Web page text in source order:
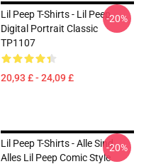
Lil Peep T-Shirts - Lil Peep
Digital Portrait Classic
TP1107
20,93 £ - 24,09 £
-20%
Lil Peep T-Shirts - Alle Sind
Alles Lil Peep Comic Style
-20%